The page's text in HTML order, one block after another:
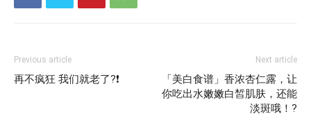
Previous article
再不疯狂 我们就老了?❗
Next article
「美白食谱」香浓杏仁露，让
你吃出水嫩嫩白皙肌肤，还能
淡斑哦！?